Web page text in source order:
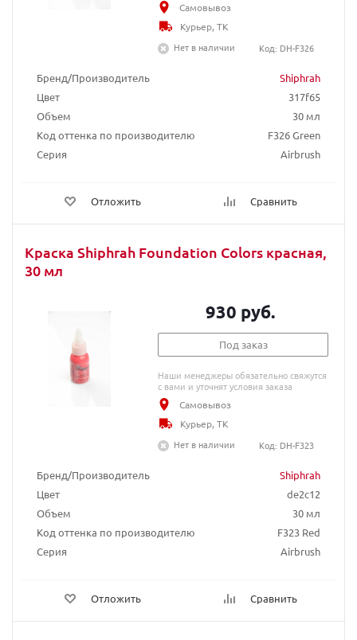
Бренд/Производитель
Shiphrah
Цвет
317f65
Объем
30 мл
Код оттенка по производителю
F326 Green
Серия
Airbrush
Отложить Сравнить
Самовывоз
Курьер, ТК
Нет в наличии
Код: DH-F326
Краска Shiphrah Foundation Colors красная,
30 мл
Бренд/Производитель
Shiphrah
Цвет
de2c12
Объем
30 мл
Код оттенка по производителю
F323 Red
Серия
Airbrush
Отложить Сравнить
930 руб.
Под заказ
Наши менеджеры обязательно свяжутся
с вами и уточнят условия заказа
Самовывоз
Курьер, ТК
Нет в наличии
Код: DH-F323